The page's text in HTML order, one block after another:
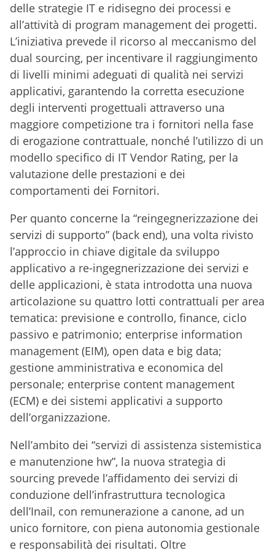
delle strategie IT e ridisegno dei processi e
all’attività di program management dei progetti.
L’iniziativa prevede il ricorso al meccanismo del
dual sourcing, per incentivare il raggiungimento
di livelli minimi adeguati di qualità nei servizi
applicativi, garantendo la corretta esecuzione
degli interventi progettuali attraverso una
maggiore competizione tra i fornitori nella fase
di erogazione contrattuale, nonché l’utilizzo di un
modello specifico di IT Vendor Rating, per la
valutazione delle prestazioni e dei
comportamenti dei Fornitori.
Per quanto concerne la “reingegnerizzazione dei
servizi di supporto” (back end), una volta rivisto
l’approccio in chiave digitale da sviluppo
applicativo a re-ingegnerizzazione dei servizi e
delle applicazioni, è stata introdotta una nuova
articolazione su quattro lotti contrattuali per area
tematica: previsione e controllo, finance, ciclo
passivo e patrimonio; enterprise information
management (EIM), open data e big data;
gestione amministrativa e economica del
personale; enterprise content management
(ECM) e dei sistemi applicativi a supporto
dell’organizzazione.
Nell’ambito dei “servizi di assistenza sistemistica
e manutenzione hw”, la nuova strategia di
sourcing prevede l’affidamento dei servizi di
conduzione dell’infrastruttura tecnologica
dell’Inail, con remunerazione a canone, ad un
unico fornitore, con piena autonomia gestionale
e responsabilità dei risultati. Oltre